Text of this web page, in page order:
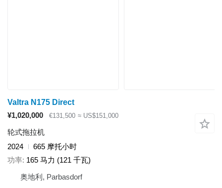
Valtra N175 Direct
¥1,020,000
€131,500 ≈ US$151,000
轮式拖拉机
2024
665 摩托小时
功率 165 马力 (121 千瓦)
奥地利, Parbasdorf